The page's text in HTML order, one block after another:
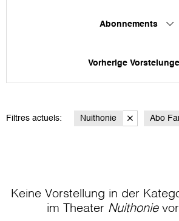
Abonnements
Vorherige
Filtres actuels: Nuithonie Abo
Keine Vorstellung in der
im Theater Nuithonie